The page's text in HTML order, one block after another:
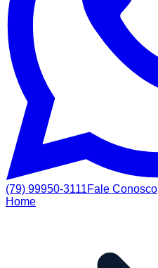
(79) 99950-3111Fale Conosco
Home